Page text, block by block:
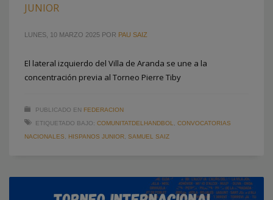
JUNIOR
LUNES, 10 MARZO 2025 POR PAU SAIZ
El lateral izquierdo del Villa de Aranda se une a la
concentración previa al Torneo Pierre Tiby
PUBLICADO EN FEDERACION
ETIQUETADO BAJO: COMUNITATDELHANDBOL
CONVOCATORIAS
NACIONALES
HISPANOS JUNIOR SAMUEL SAIZ